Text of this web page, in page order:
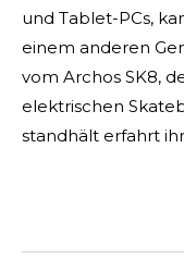
und Tablet-PCs,
einem anderen
vom Archos SK8,
elektrischen
standhält erfahrt